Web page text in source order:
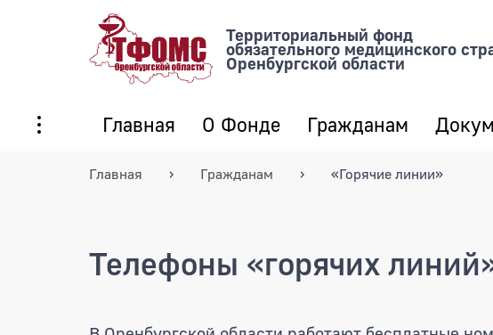
Территориальный фонд
обязательного медицинского
Оренбургской области
Главная О Фонде Гражданам
Главная Гражданам «Горячие линии»
Телефоны «горячих